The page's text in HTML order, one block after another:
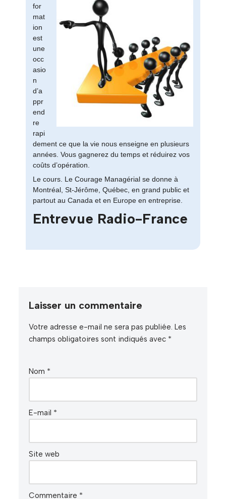
for
mat
ion
est
une
occ
asio
n
d’a
ppr
end
re
rapi
dement ce que la vie nous enseigne en plusieurs
années. Vous gagnerez du temps et réduirez vos
coûts d’opération.
Le cours. Le Courage Managérial se donne à
Montréal, St-Jérôme, Québec, en grand public et
partout au Canada et en Europe en entreprise.
Entrevue Radio-France
Laisser un commentaire
Votre adresse e-mail ne sera pas publiée. Les
champs obligatoires sont indiqués avec *
Nom *
E-mail *
Site web
Commentaire *